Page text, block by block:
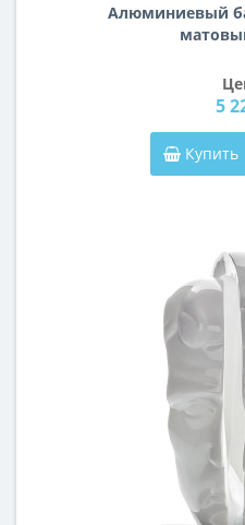
Алюминиевый
5
Купить